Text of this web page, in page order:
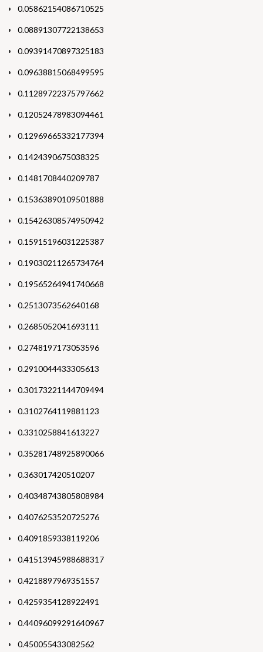
0.05862154086710525
0.08891307722138653
0.09391470897325183
0.09638815068499595
0.11289722375797662
0.12052478983094461
0.12969665332177394
0.1424390675038325
0.1481708440209787
0.15363890109501888
0.15426308574950942
0.15915196031225387
0.19030211265734764
0.19565264941740668
0.2513073562640168
0.2685052041693111
0.2748197173053596
0.2910044433305613
0.30173221144709494
0.3102764119881123
0.3310258841613227
0.35281748925890066
0.363017420510207
0.40348743805808984
0.4076253520725276
0.4091859338119206
0.41513945988688317
0.4218897969351557
0.4259354128922491
0.44096099291640967
0.450055433082562